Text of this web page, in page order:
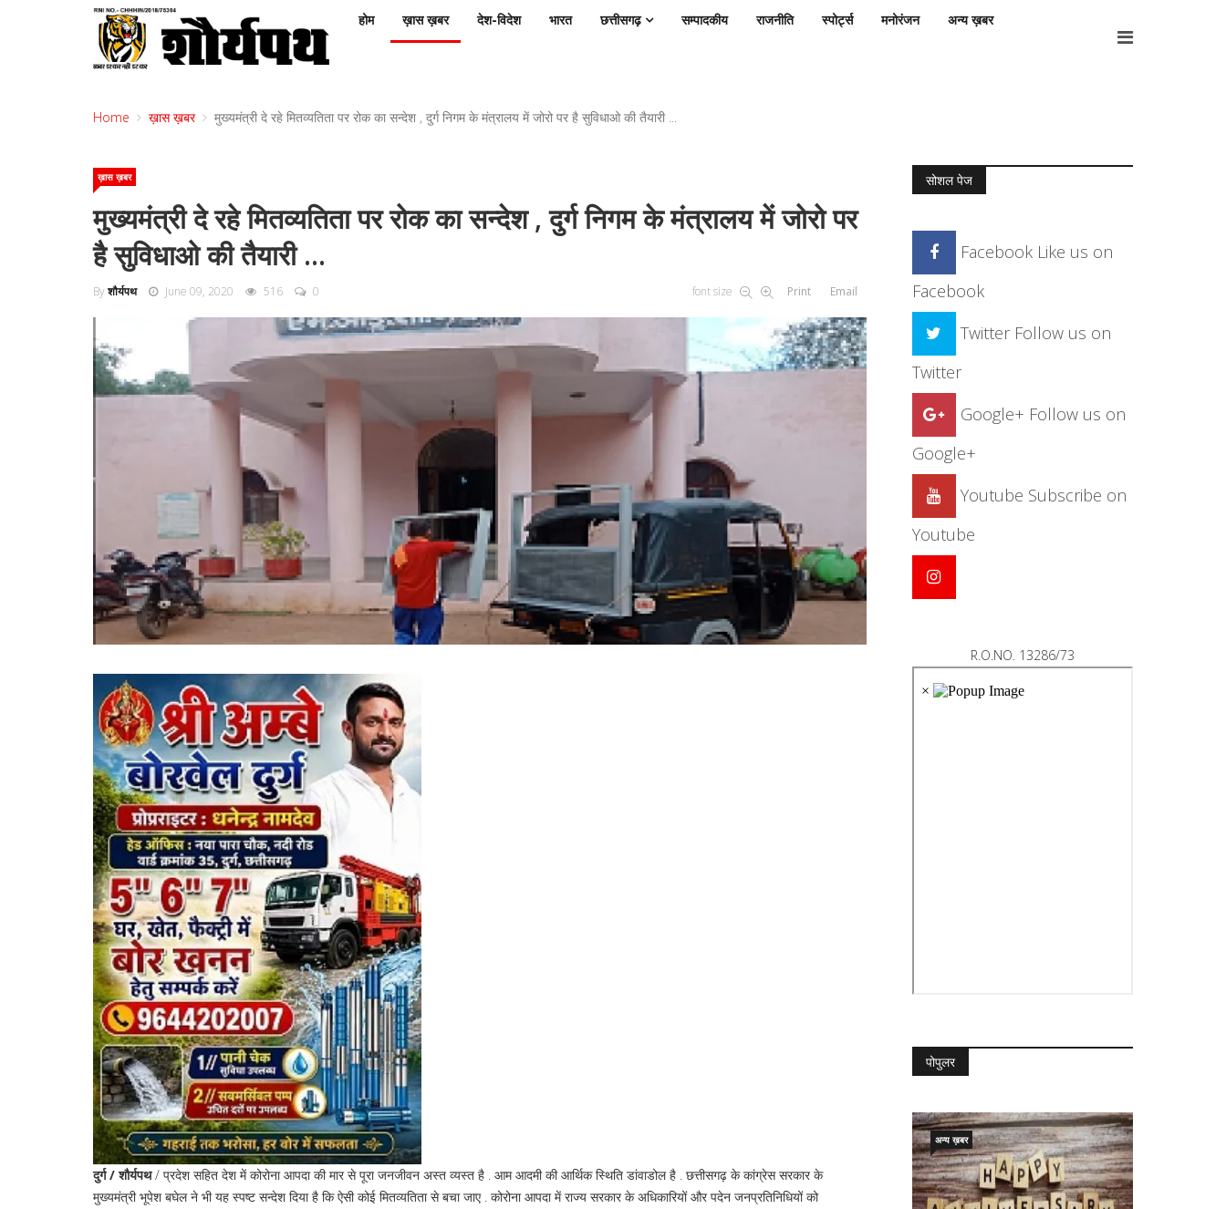
होम ख़ास ख़बर देश-विदेश भारत छत्तीसगढ़ सम्पादकीय राजनीति स्पोर्ट्स मनोरंजन अन्य ख़बर
Home ख़ास ख़बर मुख्यमंत्री दे रहे मितव्यतिता पर रोक का सन्देश , दुर्ग निगम के मंत्रालय में जोरो पर है सुविधाओ की तैयारी ...
ख़ास ख़बर
मुख्यमंत्री दे रहे मितव्यतिता पर रोक का सन्देश , दुर्ग निगम के मंत्रालय में जोरो पर
है सुविधाओ की तैयारी ...
Byशौर्यपथ June 09, 2020 516 0 font size Print Email
दुर्ग / शौर्यपथ/ प्रदेश सहित देश में कोरोना आपदा की मार से पूरा जनजीवन अस्त व्यस्त है . आम आदमी की आर्थिक स्थिति डांवाडोल है . छत्तीसगढ़ के कांग्रेस सरकार के
मुख्यमंत्री भूपेश बघेल ने भी यह स्पष्ट सन्देश दिया है कि ऐसी कोई मितव्यतिता से बचा जाए . कोरोना आपदा में राज्य सरकार के अधिकारियों और पदेन जनप्रतिनिधियों को
सोशल पेज
Facebook Like us on
Facebook
Twitter Follow us on
Twitter
Google+ Follow us on
Google+
Youtube Subscribe on
Youtube
R.O.NO. 13286/73
पोपुलर
अन्य ख़बर